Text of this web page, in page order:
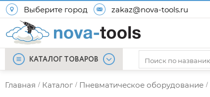
Выберите город zakaz@nova-tools.ru
КАТАЛОГ ТОВАРОВ
Главная / Каталог / Пневматическое оборудование /